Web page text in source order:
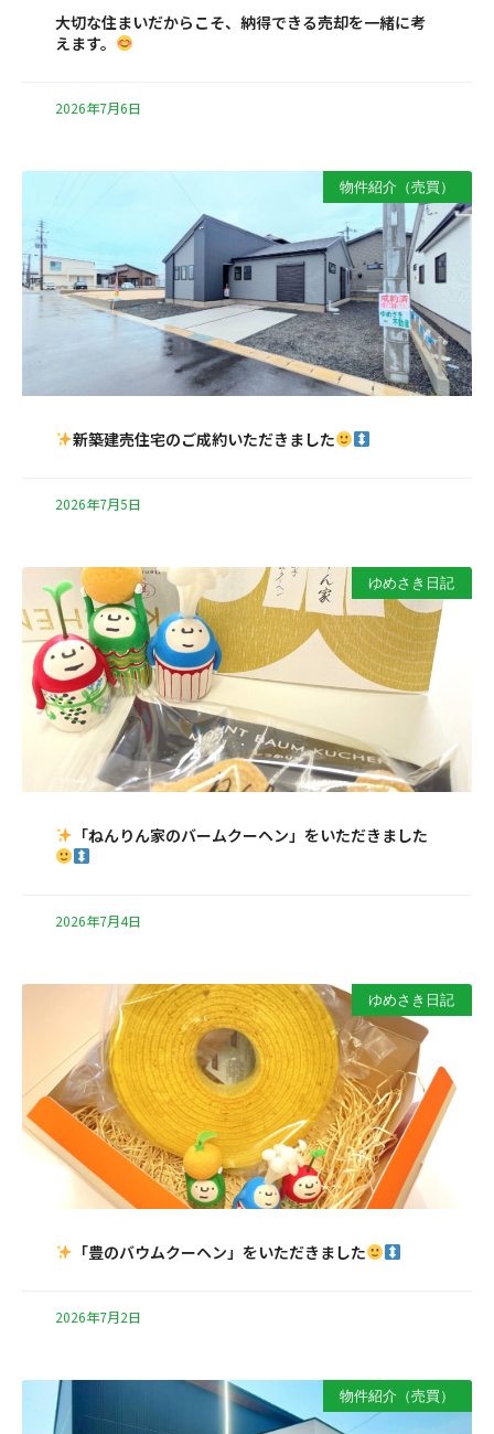
大切な住まいだからこそ、納得できる売却を一緒に考
えます。
2026年7月6日
物件紹介（売買）
新築建売住宅のご成約いただきました
2026年7月5日
ゆめさき日記
「ねんりん家のバームクーヘン」をいただきました
2026年7月4日
ゆめさき日記
「豊のバウムクーヘン」をいただきました
2026年7月2日
物件紹介（売買）